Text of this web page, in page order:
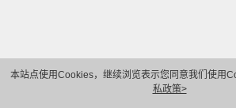
本站点使用Cookies，继续浏览表示您同意我们使用
私政策>